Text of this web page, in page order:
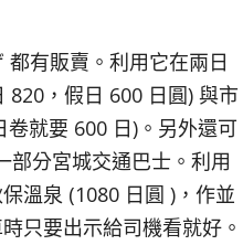
都有販賣。利用它在兩日
820，假日 600 日圓) 與市
卷就要 600 日)。另外還可
部分宮城交通巴士。利用
溫泉 (1080 日圓 )，作並
只要出示給司機看就好。